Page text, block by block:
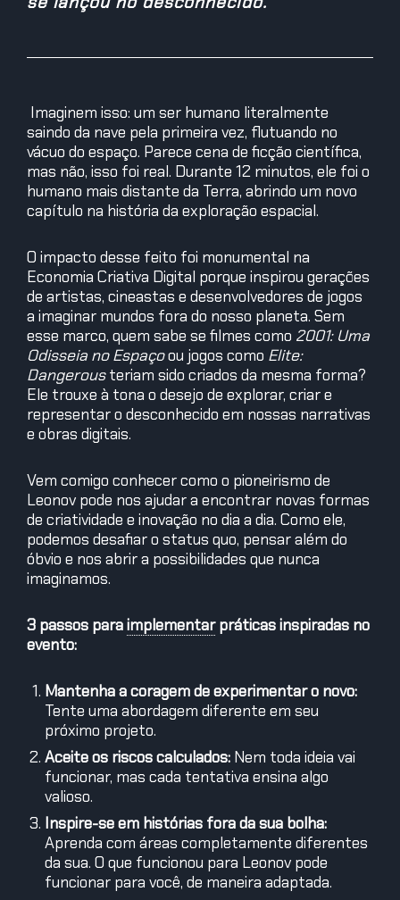
Imaginem isso: um ser humano literalmente
saindo da nave pela primeira vez, flutuando no
vácuo do espaço. Parece cena de ficção científica,
mas não, isso foi real. Durante 12 minutos, ele foi o
humano mais distante da Terra, abrindo um novo
capítulo na história da exploração espacial.
O impacto desse feito foi monumental na
Economia Criativa Digital porque inspirou gerações
de artistas, cineastas e desenvolvedores de jogos
a imaginar mundos fora do nosso planeta. Sem
esse marco, quem sabe se filmes como 2001: Uma
Odisseia no Espaçoou jogos como Elite:
Dangerousteriam sido criados da mesma forma?
Ele trouxe à tona o desejo de explorar, criar e
representar o desconhecido em nossas narrativas
e obras digitais.
Vem comigo conhecer como o pioneirismo de
Leonov pode nos ajudar a encontrar novas formas
de criatividade e inovação no dia a dia. Como ele,
podemos desafiar o status quo, pensar além do
óbvio e nos abrir a possibilidades que nunca
imaginamos.
3 passos paraimplementar práticas inspiradas no
evento:
Mantenha a coragem de experimentar o novo:
Tente uma abordagem diferente em seu
próximo projeto.
Aceite os riscos calculados: Nem toda ideia vai
funcionar, mas cada tentativa ensina algo
valioso.
Inspire-se em histórias fora da sua bolha:
Aprenda com áreas completamente diferentes
da sua. O que funcionou para Leonov pode
funcionar para você, de maneira adaptada.